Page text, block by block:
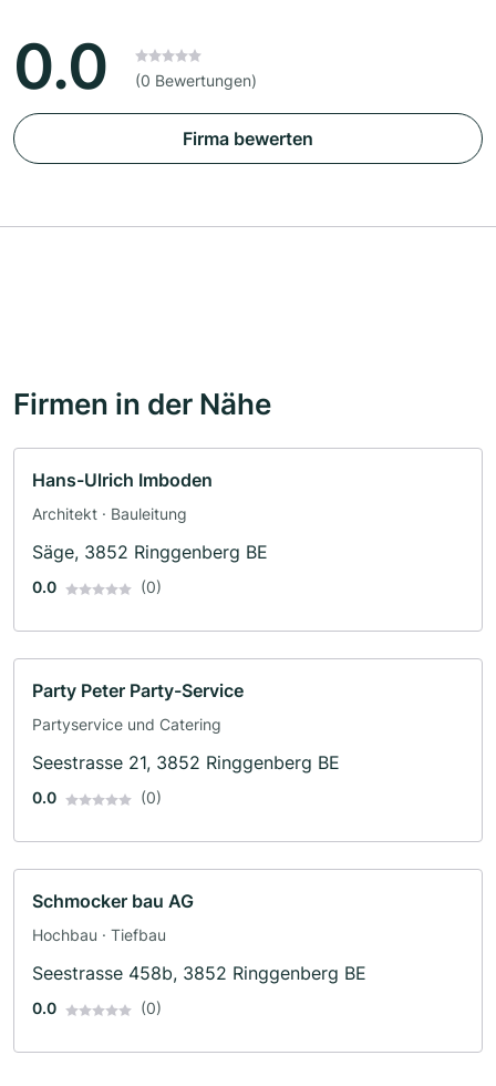
0.0 (0 Bewertungen)
Firma bewerten
Firmen in der Nähe
Hans-Ulrich Imboden
Architekt · Bauleitung
Säge, 3852 Ringgenberg BE
0.0 (0)
Party Peter Party-Service
Partyservice und Catering
Seestrasse 21, 3852 Ringgenberg BE
0.0 (0)
Schmocker bau AG
Hochbau · Tiefbau
Seestrasse 458b, 3852 Ringgenberg BE
0.0 (0)